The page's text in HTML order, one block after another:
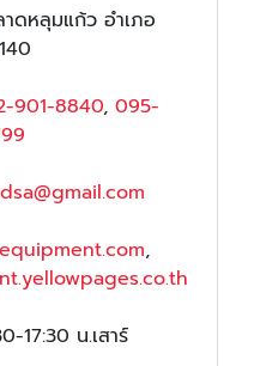
ดหลุมแก้ว อำเภอ
901-8840, 095-
,
17:30 น.เสาร์